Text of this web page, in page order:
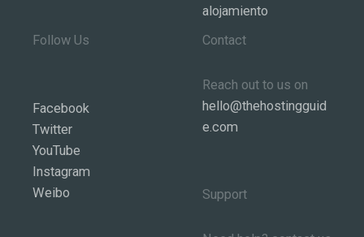
alojamiento
Follow Us
Facebook
Twitter
YouTube
Instagram
Weibo
Contact
Reach out to us on
hello@thehostingguid
e.com
Support